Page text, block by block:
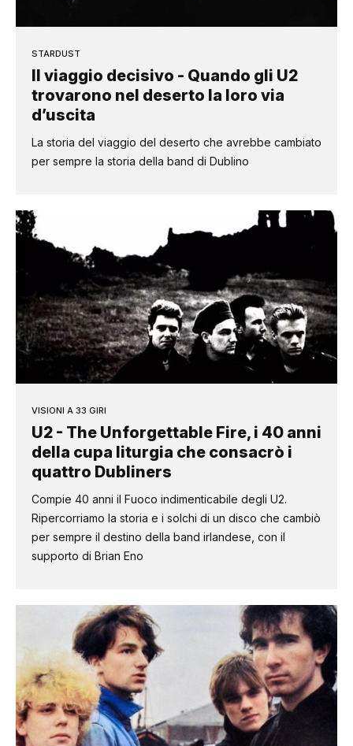
STARDUST
Il viaggio decisivo - Quando gli U2
trovarono nel deserto la loro via
d’uscita
La storia del viaggio del deserto che avrebbe cambiato
per sempre la storia della band di Dublino
VISIONI A 33 GIRI
U2 - The Unforgettable Fire, i 40 anni
della cupa liturgia che consacrò i
quattro Dubliners
Compie 40 anni il Fuoco indimenticabile degli U2.
Ripercorriamo la storia e i solchi di un disco che cambiò
per sempre il destino della band irlandese, con il
supporto di Brian Eno